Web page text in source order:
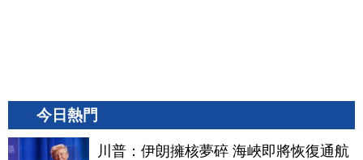
今日熱門
川普：伊朗擁核夢碎 海峽即將恢復通航